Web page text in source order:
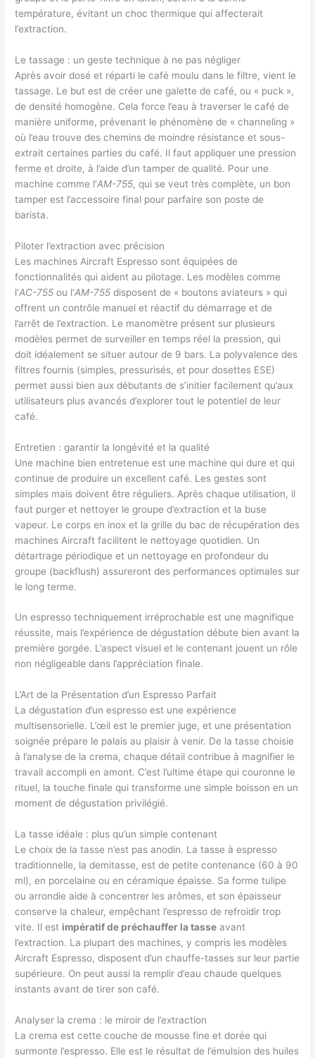
température, évitant un choc thermique qui affecterait
l’extraction.
Le tassage : un geste technique à ne pas négliger
Après avoir dosé et réparti le café moulu dans le filtre, vient le
tassage. Le but est de créer une galette de café, ou « puck »,
de densité homogène. Cela force l’eau à traverser le café de
manière uniforme, prévenant le phénomène de « channeling »
où l’eau trouve des chemins de moindre résistance et sous-
extrait certaines parties du café. Il faut appliquer une pression
ferme et droite, à l’aide d’un tamper de qualité. Pour une
machine comme l’AM-755, qui se veut très complète, un bon
tamper est l’accessoire final pour parfaire son poste de
barista.
Piloter l’extraction avec précision
Les machines Aircraft Espresso sont équipées de
fonctionnalités qui aident au pilotage. Les modèles comme
l’AC-755 ou l’AM-755 disposent de « boutons aviateurs » qui
offrent un contrôle manuel et réactif du démarrage et de
l’arrêt de l’extraction. Le manomètre présent sur plusieurs
modèles permet de surveiller en temps réel la pression, qui
doit idéalement se situer autour de 9 bars. La polyvalence des
filtres fournis (simples, pressurisés, et pour dosettes ESE)
permet aussi bien aux débutants de s’initier facilement qu’aux
utilisateurs plus avancés d’explorer tout le potentiel de leur
café.
Entretien : garantir la longévité et la qualité
Une machine bien entretenue est une machine qui dure et qui
continue de produire un excellent café. Les gestes sont
simples mais doivent être réguliers. Après chaque utilisation, il
faut purger et nettoyer le groupe d’extraction et la buse
vapeur. Le corps en inox et la grille du bac de récupération des
machines Aircraft facilitent le nettoyage quotidien. Un
détartrage périodique et un nettoyage en profondeur du
groupe (backflush) assureront des performances optimales sur
le long terme.
Un espresso techniquement irréprochable est une magnifique
réussite, mais l’expérience de dégustation débute bien avant la
première gorgée. L’aspect visuel et le contenant jouent un rôle
non négligeable dans l’appréciation finale.
L’Art de la Présentation d’un Espresso Parfait
La dégustation d’un espresso est une expérience
multisensorielle. L’œil est le premier juge, et une présentation
soignée prépare le palais au plaisir à venir. De la tasse choisie
à l’analyse de la crema, chaque détail contribue à magnifier le
travail accompli en amont. C’est l’ultime étape qui couronne le
rituel, la touche finale qui transforme une simple boisson en un
moment de dégustation privilégié.
La tasse idéale : plus qu’un simple contenant
Le choix de la tasse n’est pas anodin. La tasse à espresso
traditionnelle, la demitasse, est de petite contenance (60 à 90
ml), en porcelaine ou en céramique épaisse. Sa forme tulipe
ou arrondie aide à concentrer les arômes, et son épaisseur
conserve la chaleur, empêchant l’espresso de refroidir trop
vite. Il est impératif de préchauffer la tasse avant
l’extraction. La plupart des machines, y compris les modèles
Aircraft Espresso, disposent d’un chauffe-tasses sur leur partie
supérieure. On peut aussi la remplir d’eau chaude quelques
instants avant de tirer son café.
Analyser la crema : le miroir de l’extraction
La crema est cette couche de mousse fine et dorée qui
surmonte l’espresso. Elle est le résultat de l’émulsion des huiles